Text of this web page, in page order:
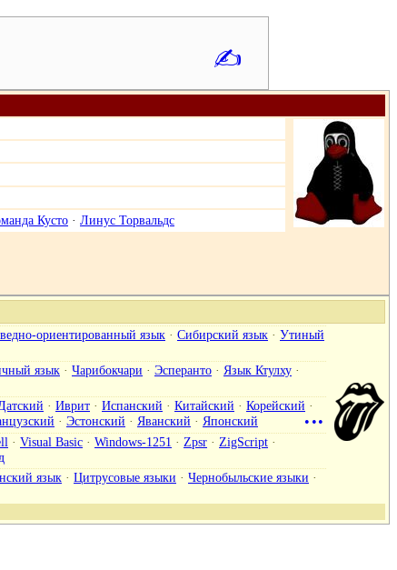
✍
Кусто · Линус Торвальдс
ориентированный язык · Сибирский язык · Утиный
язык · Чарибокчари · Эсперанто · Язык Ктулху ·
· Иврит · Испанский · Китайский · Корейский ·
· Эстонский · Яванский · Японский •••
· Visual Basic · Windows-1251 · Zpsr · ZigScript ·
язык · Цитрусовые языки · Чернобыльские языки ·